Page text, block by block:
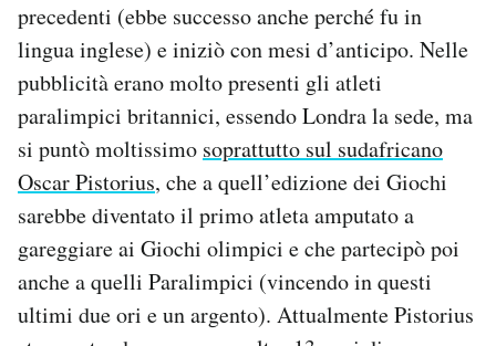
precedenti (ebbe successo anche perché fu in
lingua inglese) e iniziò con mesi d’anticipo. Nelle
pubblicità erano molto presenti gli atleti
paralimpici britannici, essendo Londra la sede, ma
si puntò moltissimo soprattutto sul sudafricano
Oscar Pistorius, che a quell’edizione dei Giochi
sarebbe diventato il primo atleta amputato a
gareggiare ai Giochi olimpici e che partecipò poi
anche a quelli Paralimpici (vincendo in questi
ultimi due ori e un argento). Attualmente Pistorius